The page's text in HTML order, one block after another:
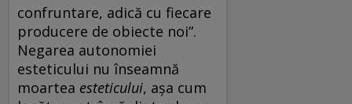
confruntare, adică cu fiecare
producere de obiecte noi”.
Negarea autonomiei
esteticului nu înseamnă
moartea esteticului, așa cum